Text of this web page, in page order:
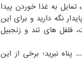
به غذا خوردن پیدا
نگه دارید و برای این
فلفل های تند و زنجبیل
نبرید؛ برخی از این